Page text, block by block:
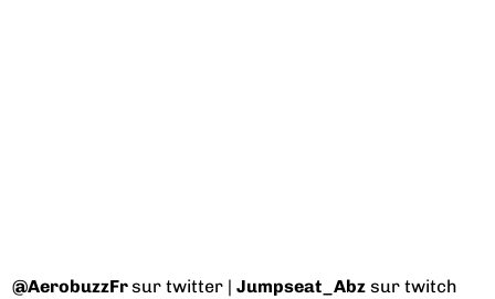
@AerobuzzFrsur twitter |Jumpseat_Abz sur twitch